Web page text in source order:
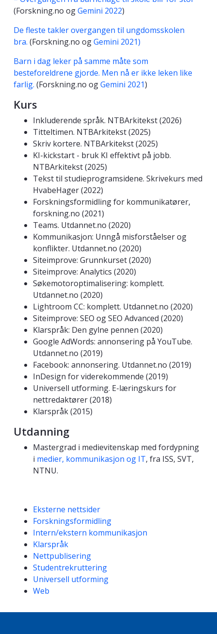
(Forskning.no ogGemini 2022)
De fleste takler overgangen til ungdomsskolen
bra. (Forskning.no ogGemini 2021)
Barn i dag leker på samme måte som
besteforeldrene gjorde. Men nå er ikke leken like
farlig. (Forskning.no ogGemini 2021)
Kurs
Inkluderende språk. NTBArkitekst (2026)
Titteltimen. NTBArkitekst (2025)
Skriv kortere. NTBArkitekst (2025)
KI-kickstart - bruk KI effektivt på jobb.
NTBArkitekst (2025)
Tekst til studieprogramsidene. Skrivekurs med
HvabeHager (2022)
Forskningsformidling for kommunikatører,
forskning.no (2021)
Teams. Utdannet.no (2020)
Kommunikasjon: Unngå misforståelser og
konflikter. Utdannet.no (2020)
Siteimprove: Grunnkurset (2020)
Siteimprove: Analytics (2020)
Søkemotoroptimalisering: komplett.
Utdannet.no (2020)
Lightroom CC: komplett. Utdannet.no (2020)
Siteimprove: SEO og SEO Advanced (2020)
Klarspråk: Den gylne pennen (2020)
Google AdWords: annonsering på YouTube.
Utdannet.no (2019)
Facebook: annonsering. Utdannet.no (2019)
InDesign for viderekommende (2019)
Universell utforming. E-læringskurs for
nettredaktører (2018)
Klarspråk (2015)
Utdanning
Mastergrad i medievitenskap med fordypning
i medier, kommunikasjon og IT, fra ISS, SVT,
NTNU.
Kompetanseord
Eksterne nettsider
Forskningsformidling
Intern/ekstern kommunikasjon
Klarspråk
Nettpublisering
Studentrekruttering
Universell utforming
Web